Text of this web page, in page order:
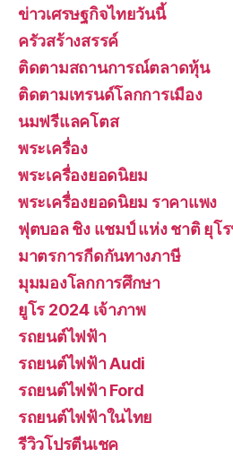
ข่าวเศรษฐกิจไทยวันนี้
ครัวสร้างสรรค์
ติดตามสถานการณ์ตลาดหุ้น
ติดตามเทรนด์โลกการเมือง
นมฟรีแลคโตส
พระเครื่อง
พระเครื่องยอดนิยม
พระเครื่องยอดนิยม ราคาแพง
ฟุตบอล ชิง แชมป์ แห่ง ชาติ ยุโ
มาตรการกีดกันทางภาษี
มุมมองโลกการศึกษา
ยูโร 2024 เจ้าภาพ
รถยนต์ไฟฟ้า
รถยนต์ไฟฟ้า Audi
รถยนต์ไฟฟ้า Ford
รถยนต์ไฟฟ้าในไทย
รีวิวโปรตีนเชค